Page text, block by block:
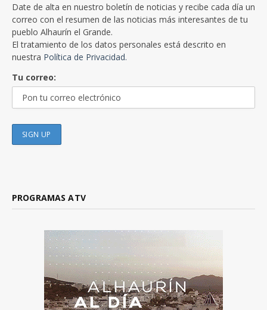
Date de alta en nuestro boletín de noticias y recibe cada día un
correo con el resumen de las noticias más interesantes de tu
pueblo Alhaurín el Grande.
El tratamiento de los datos personales está descrito en
nuestra Política de Privacidad.
Tu correo:
PROGRAMAS ATV